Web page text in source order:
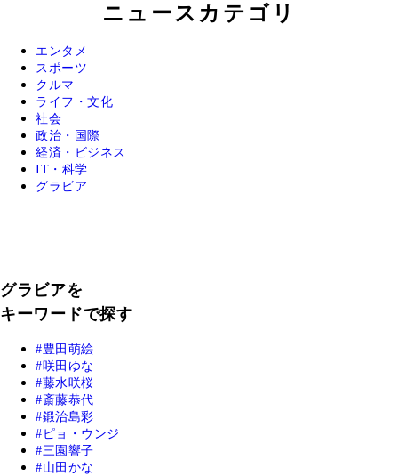
ニュースカテゴリ
エンタメ
スポーツ
クルマ
ライフ・文化
社会
政治・国際
経済・ビジネス
IT・科学
グラビア
グラビアを
キーワードで探す
豊田萌絵
咲田ゆな
藤水咲桜
斎藤恭代
鍛治島彩
ピョ・ウンジ
三園響子
山田かな